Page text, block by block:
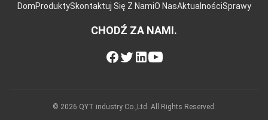
DomProduktySkontaktuj Się Z NamiO NasAktualnościSprawy
CHODŹ ZA NAMI.
© 2026 QYT industry Co.,Ltd. All Rights Reserved.